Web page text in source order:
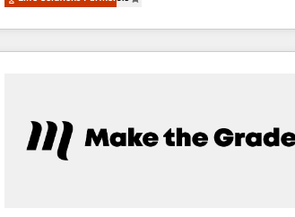
across five continents ★ AI-First, RevOps-led,
Onboarding obsessed ★ Company of the Year
2024/25 INSIDEA helps growing companies turn
your time zone. What we do ➤ Onboarding: Live in
weeks, with workflows built around your business,